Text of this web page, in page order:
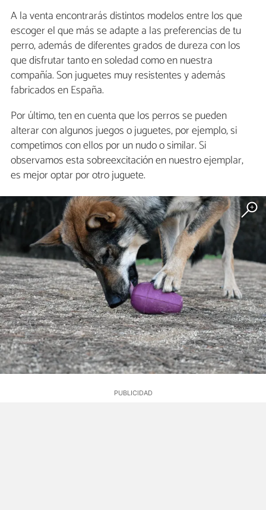
A la venta encontrarás distintos modelos entre los que
escoger el que más se adapte a las preferencias de tu
perro, además de diferentes grados de dureza con los
que disfrutar tanto en soledad como en nuestra
compañía. Son juguetes muy resistentes y además
fabricados en España.
Por último, ten en cuenta que los perros se pueden
alterar con algunos juegos o juguetes, por ejemplo, si
competimos con ellos por un nudo o similar. Si
observamos esta sobreexcitación en nuestro ejemplar,
es mejor optar por otro juguete.